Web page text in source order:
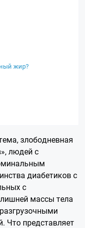
жир?
злободневная
людей с
диабетиков с
с
массы тела
Что представляет